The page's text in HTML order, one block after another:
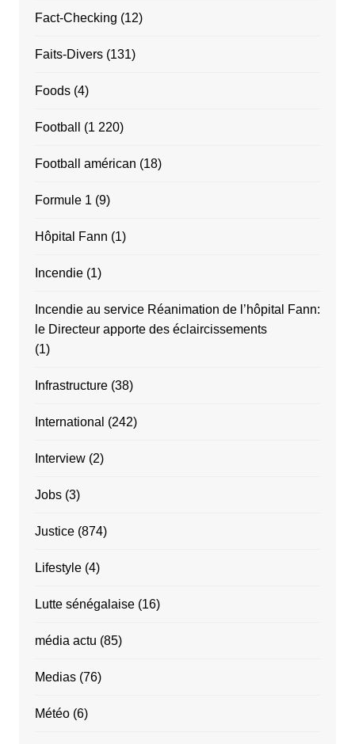
Fact-Checking (12)
Faits-Divers(131)
Foods(4)
Football (1 220)
Football américan (18)
Formule 1 (9)
Hôpital Fann (1)
Incendie(1)
Incendie au service Réanimation de l’hôpital Fann:
le Directeur apporte des éclaircissements
(1)
Infrastructure(38)
International (242)
Interview(2)
Jobs(3)
Justice(874)
Lifestyle(4)
Lutte sénégalaise(16)
média actu (85)
Medias(76)
Météo(6)